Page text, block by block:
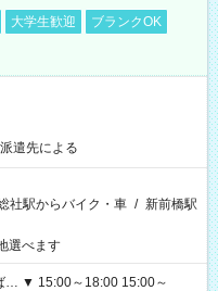
大学生歓迎
ブランクOK
遣先による
社駅からバイク・車 / 新前橋駅
選べます